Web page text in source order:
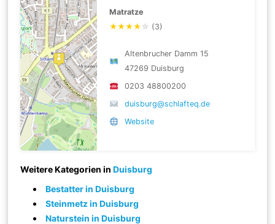
Matratze
★★★★ ☆ (3)
Altenbrucher Damm 15
47269 Duisburg
0203 48800200
duisburg@schlafteq.de
Website
Weitere Kategorien inDuisburg
Bestatter in Duisburg
Steinmetz in Duisburg
Naturstein in Duisburg